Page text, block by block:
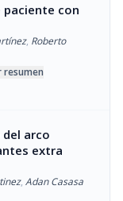
con
, Roberto
resumen
arco
extra
, Adan Casasa